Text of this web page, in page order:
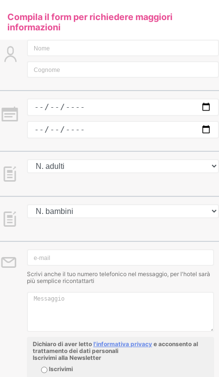
Compila il form per richiedere maggiori
informazioni
Scrivi anche il tuo numero telefonico nel messaggio, per l'hotel sarà
più semplice ricontattarti
Dichiaro di aver letto l'informativa privacy e acconsento al
trattamento dei dati personali
Iscrivimi alla Newsletter
Iscrivimi